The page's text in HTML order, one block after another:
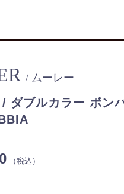
/ ムーレー
ダブルカラー ボン
（税込）